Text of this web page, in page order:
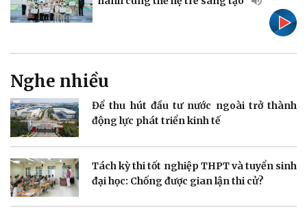
Doanh nghiệp
Thông tin doanh nghiệp
Doanh nghiệp 24h
Doanh nhân
Vì cộng đồng
Công nghệ
Sành điệu
Trải nghiệm
Chuyển đổi số
Nghe nhiều
Để thu hút đầu tư nước ngoài trở thành
động lực phát triển kinh tế
Tách kỳ thi tốt nghiệp THPT và tuyển sinh
đại học: Chống được gian lận thi cử?